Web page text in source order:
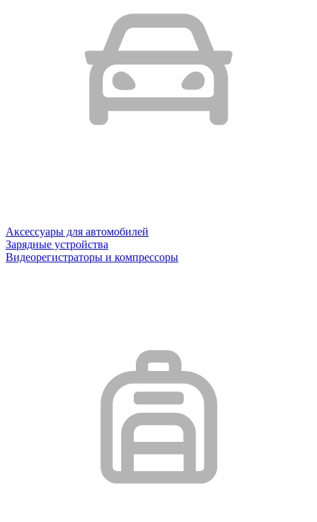
Аксессуары для автомобилей
Зарядные устройства
Видеорегистраторы и компрессоры